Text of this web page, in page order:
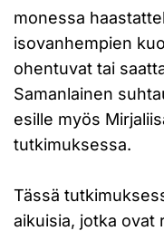
monessa
isovanhempien
ohentuvat tai
Samanlainen
esille myös
tutkimuksessa.
Tässä
aikuisia, jotka ovat